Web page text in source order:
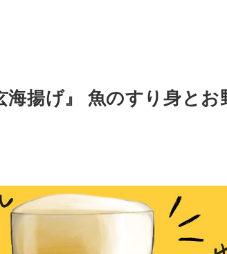
海揚げ』 魚のすり身と